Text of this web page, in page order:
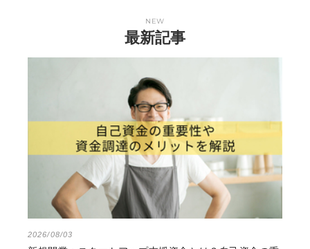
NEW
最新記事
2026/08/03